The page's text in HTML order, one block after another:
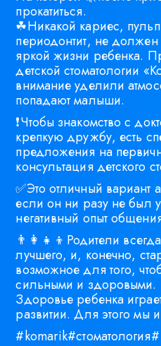
прокатиться.
☘Никакой кариес,
периодонтит, не
яркой жизни ребенка.
детской стоматологии
внимание уделили
попадают малыши.
❗Чтобы знакомство с
крепкую дружбу, есть
предложения на
консультация детского
✅Это отличный вариант
если он ни разу не был
негативный опыт
👨‍👩‍👧‍👦Родители
лучшего, и, конечно,
возможное для того,
сильными и здоровыми.
Здоровье ребенка
развитии. Для этого мы
#komarik#стоматология#